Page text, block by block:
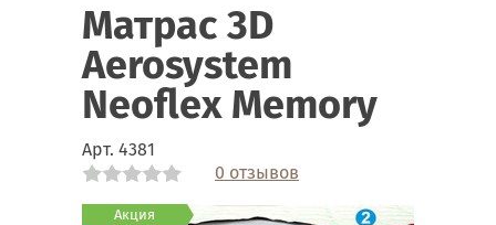
Матрас 3D
Aerosystem
Neoflex Memory
Арт. 4381
0 отзывов
Акция
Link